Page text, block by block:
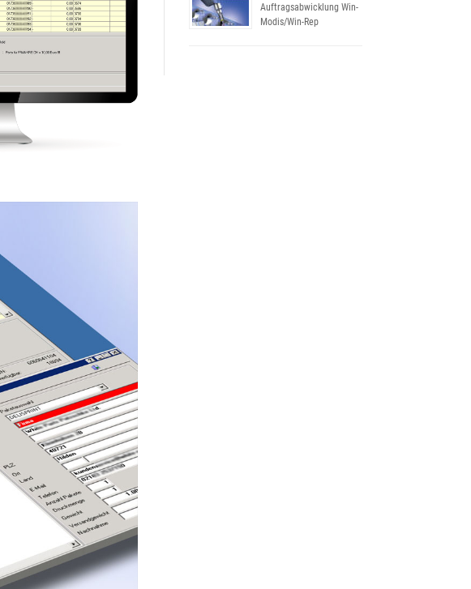
Auftragsabwicklung Win-
Modis/Win-Rep